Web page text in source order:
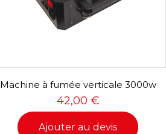
Machine à fumée verticale 3000w
42,00 €
Ajouter au devis